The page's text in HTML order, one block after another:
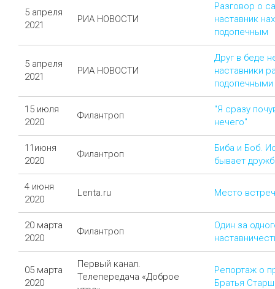
5 апреля
2021
РИА НОВОСТИ
Разговор о
наставник
подопечным
5 апреля
2021
РИА НОВОСТИ
Друг в беде
наставники
подопечными
15 июля
2020
Филантроп
"Я сразу
нечего"
11июня
2020
Филантроп
Биба и Боб.
бывает
4 июня
2020
Lenta.ru Место
20 марта
2020
Филантроп
Один за
05 марта
2020
Первый канал.
Телепередача «Доброе
Репортаж о
Братья